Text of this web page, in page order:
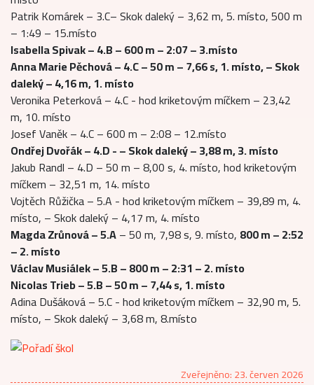
Patrik Komárek – 3.C– Skok daleký – 3,62 m, 5. místo, 500 m
– 1:49 – 15.místo
Isabella Spivak – 4.B – 600 m – 2:07 – 3.místo
Anna Marie Pěchová – 4.C – 50 m – 7,66 s, 1. místo, – Skok
daleký – 4,16 m, 1. místo
Veronika Peterková – 4.C - hod kriketovým míčkem – 23,42
m, 10. místo
Josef Vaněk – 4.C – 600 m – 2:08 – 12.místo
Ondřej Dvořák – 4.D - – Skok daleký – 3,88 m, 3. místo
Jakub Randl – 4.D – 50 m – 8,00 s, 4. místo, hod kriketovým
míčkem – 32,51 m, 14. místo
Vojtěch Růžička – 5.A - hod kriketovým míčkem – 39,89 m, 4.
místo, – Skok daleký – 4,17 m, 4. místo
Magda Zrůnová – 5.A– 50 m, 7,98 s, 9. místo, 800 m – 2:52
– 2. místo
Václav Musiálek – 5.B – 800 m – 2:31 – 2. místo
Nicolas Trieb – 5.B – 50 m – 7,44 s, 1. místo
Adina Dušáková – 5.C - hod kriketovým míčkem – 32,90 m, 5.
místo, – Skok daleký – 3,68 m, 8.místo
Zveřejněno: 23. červen 2026